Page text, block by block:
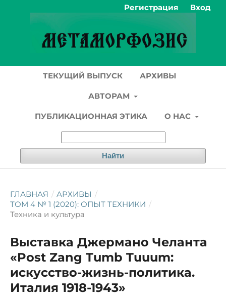
ТЕКУЩИЙ ВЫПУСК АРХИВЫ
АВТОРАМ
ПУБЛИКАЦИОННАЯ ЭТИКА О НАС
Найти
Регистрация Вход
ГЛАВНАЯ / АРХИВЫ /
ТОМ 4 № 1 (2020): ОПЫТ ТЕХНИКИ /
Техника и культура
Выставка Джермано Челанта
«Post Zang Tumb Tuuum:
искусство-жизнь-политика.
Италия 1918-1943»